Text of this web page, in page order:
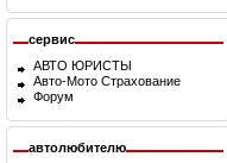
сервис
АВТО ЮРИСТЫ
Авто-Мото Страхование
Форум
автолюбителю